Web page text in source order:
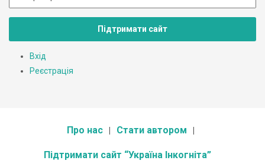
Підтримати сайт
Вхід
Реєстрація
Про нас Стати автором
Підтримати сайт “Україна Інкогніта”